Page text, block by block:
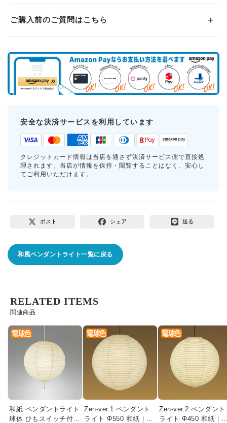
ご購入前のご質問はこちら
安全な決済サービスを利用しています
クレジットカード情報は当店を通さず決済サービス側で直接処
理されます。当店が情報を保持・閲覧することはなく、安心し
てご利用いただけます。
ポスト シェア 送る
和風ペンダントライト一覧に戻る
関連商品
RELATED ITEMS
和紙 ペンダントライト
球体 ひもスイッチ付 |
Zen-ver.1 ペンダント
ライト Φ550 和紙｜
Zen-ver.2 ペンダント
ライト Φ450 和紙｜